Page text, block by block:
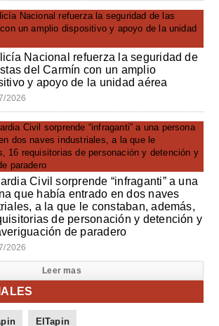
Nacional refuerza la seguridad de
del Carmín con un amplio
y apoyo de la unidad aérea
2026
Civil sorprende “infraganti” a una
que había entrado en dos naves
a la que le constaban, además,
de personación y detención y
de paradero
2026
Leer mas
ElTapin